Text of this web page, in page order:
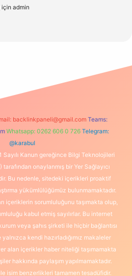
için admin
backlinkpaneli@gmail.com Teams:
Whatsapp: 0262 606 0 726 Telegram:
@karabul
Sayılı Kanun gereğince Bilgi Teknolojileri
onaylanmış bir Yer Sağlayıcı
Bu nedenle, sitedeki içerikleri proaktif
yükümlülüğümüz bulunmamaktadır.
içeriklerin sorumluluğunu taşımakta olup,
kabul etmiş sayılırlar. Bu internet
veya şahıs şirketi ile hiçbir bağlantısı
kendi hazırladığımız makaleler
alan içerikler haber niteliği taşımamakta
hakkında paylaşım yapılmamaktadır.
isim benzerlikleri tamamen tesadüfidir.